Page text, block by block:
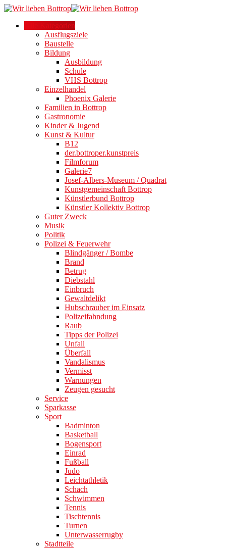
Alle Kategorien
Ausflugsziele
Baustelle
Bildung
Ausbildung
Schule
VHS Bottrop
Einzelhandel
Phoenix Galerie
Familien in Bottrop
Gastronomie
Kinder & Jugend
Kunst & Kultur
B12
der.bottroper.kunstpreis
Filmforum
Galerie7
Josef-Albers-Museum / Quadrat
Kunstgemeinschaft Bottrop
Künstlerbund Bottrop
Künstler Kollektiv Bottrop
Guter Zweck
Musik
Politik
Polizei & Feuerwehr
Blindgänger / Bombe
Brand
Betrug
Diebstahl
Einbruch
Gewaltdelikt
Hubschrauber im Einsatz
Polizeifahndung
Raub
Tipps der Polizei
Unfall
Überfall
Vandalismus
Vermisst
Warnungen
Zeugen gesucht
Service
Sparkasse
Sport
Badminton
Basketball
Bogensport
Einrad
Fußball
Judo
Leichtathletik
Schach
Schwimmen
Tennis
Tischtennis
Turnen
Unterwasserrugby
Stadtteile